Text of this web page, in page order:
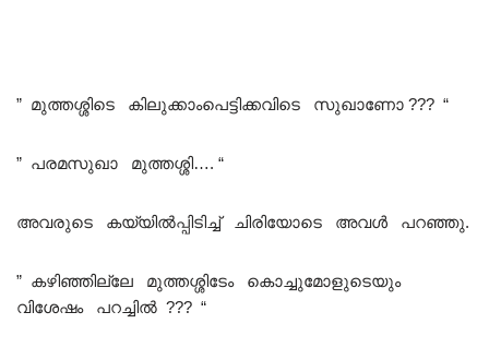
” മുത്തശ്ശിടെ കിലുക്കാംപെട്ടിക്കവിടെ സുഖാണോ ??? “
” പരമസുഖാ മുത്തശ്ശി…. “
അവരുടെ കയ്യിൽപ്പിടിച്ച് ചിരിയോടെ അവൾ പറഞ്ഞു.
” കഴിഞ്ഞില്ലേ മുത്തശ്ശിടേം കൊച്ചുമോളുടെയും
വിശേഷം പറച്ചിൽ ??? “